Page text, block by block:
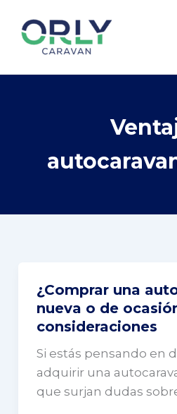
contenido
¿Comprar una
nueva o de
consideraciones
Si estás pensando en
adquirir una
que surjan dudas
¿Comprar
una
autocaravana
nueva